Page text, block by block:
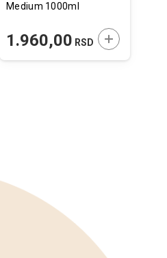
U KORPU
Medium 1000ml
1.960,00 RSD DODAJTE U